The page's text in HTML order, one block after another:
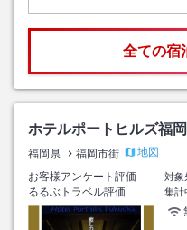
全ての宿
ホテルポートヒルズ福岡
福岡県 福岡市街
地図
お客様アンケート評価
対象
るるぶトラベル評価
集計